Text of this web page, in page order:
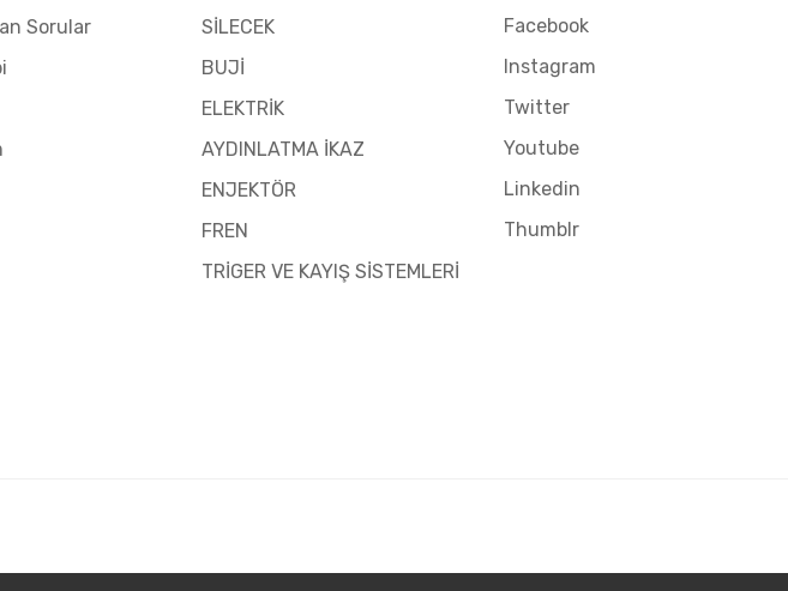
Sorular
SİLECEK
BUJİ
ELEKTRİK
AYDINLATMA İKAZ
ENJEKTÖR
FREN
TRİGER VE KAYIŞ SİSTEMLERİ
Facebook
Instagram
Twitter
Youtube
Linkedin
Thumblr